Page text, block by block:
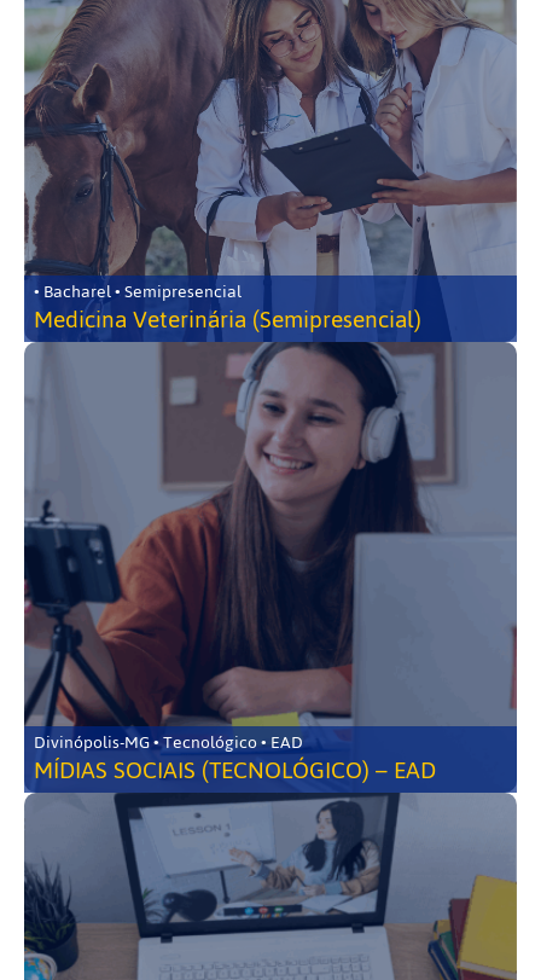
• Bacharel • Semipresencial
Medicina Veterinária (Semipresencial)
Divinópolis-MG • Tecnológico • EAD
MÍDIAS SOCIAIS (TECNOLÓGICO) – EAD